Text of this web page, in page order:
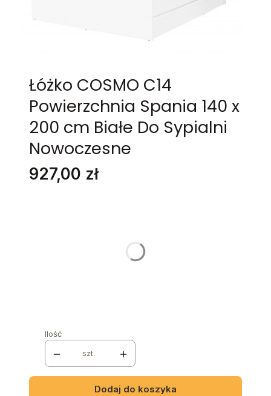
Łóżko COSMO C14
Powierzchnia Spania 140 x
200 cm Białe Do Sypialni
Nowoczesne
Cena
927,00 zł
Ilość
szt.
Dodaj do koszyka